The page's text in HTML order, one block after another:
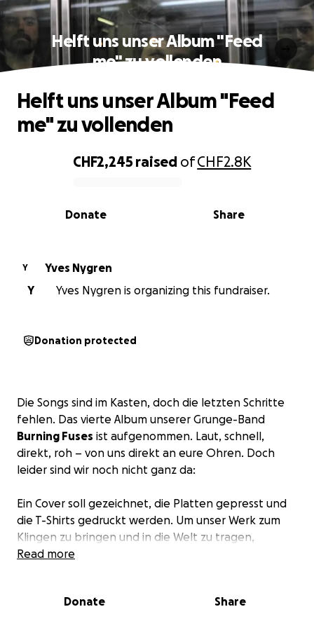
Helft uns unser Album "Feed
me" zu vollenden
0% complete
CHF2,245 raised ofCHF2.8K
Share
Donate
Helft uns unser Album "Feed
me" zu vollenden
Y
Yves Nygren
Y
Yves Nygren is organizing this fundraiser.
Donation protected
Die Songs sind im Kasten, doch die letzten Schritte
fehlen. Das vierte Album unserer Grunge-Band
Burning Fuses ist aufgenommen. Laut, schnell,
direkt, roh – von uns direkt an eure Ohren. Doch
leider sind wir noch nicht ganz da:
Ein Cover soll gezeichnet, die Platten gepresst und
die T-Shirts gedruckt werden. Um unser Werk zum
Klingen zu bringen und in die Welt zu tragen,
brauchen wir eure Hilfe!
falls das Portemonnaie locker sitzt:
Read more
Donate Share